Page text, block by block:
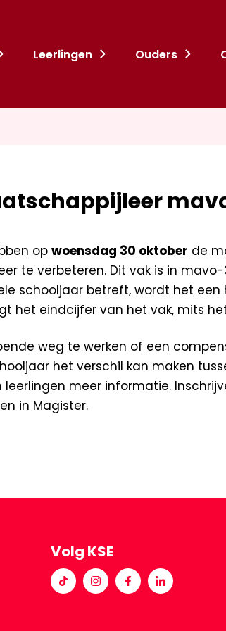
Leerlingen Ouders
op woensdag 30 oktober de
te verbeteren. Dit vak is in
schooljaar betreft, wordt het een
het eindcijfer van het vak, mits
weg te werken of een
het verschil kan maken
meer informatie.
in Magister.
Volg KSE